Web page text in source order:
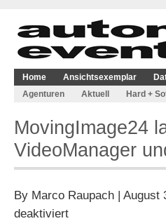
Home Ansichtsexemplar
Agenturen
Aktuell Hard +
MovingImage24
VideoManager
By Marco Raupach | August
deaktiviertfür